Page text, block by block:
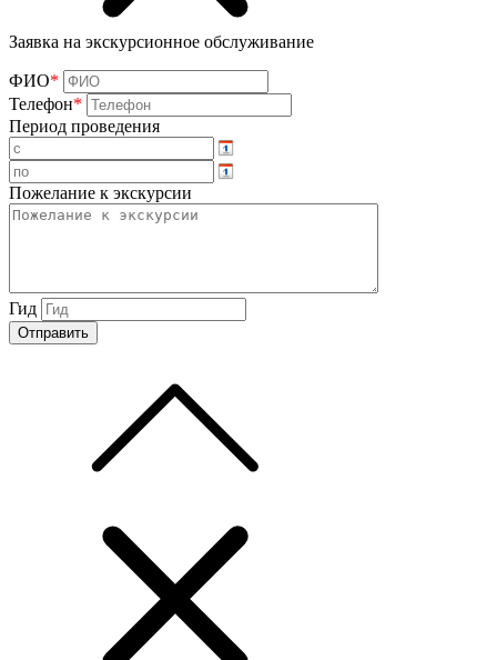
Заявка на экскурсионное обслуживание
ФИО*
Телефон*
Период проведения
Пожелание к экскурсии
Гид